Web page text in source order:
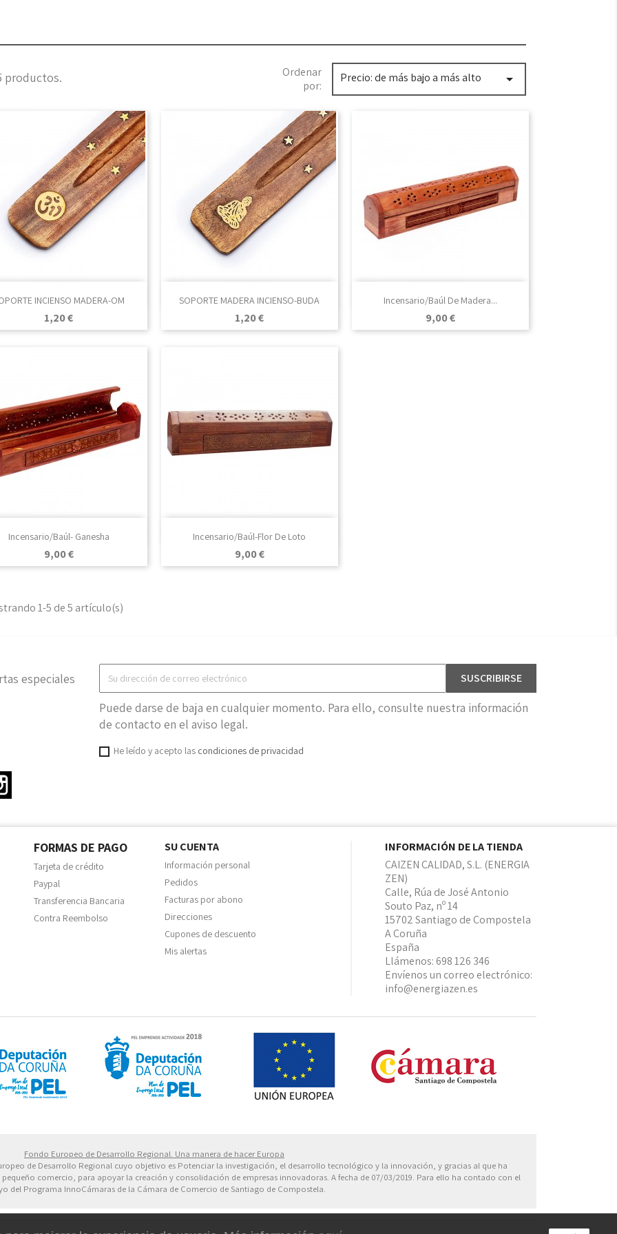
productos.
Ordenar
por:
Precio: de más bajo a más alto 
INCIENSO MADERA-OM
Precio
1,20 €
Vista rápida SOPORTE MADERA INCIENSO-BUDA
Precio
1,20 €
Vista rápida Incensario/Baúl De Madera...
Precio
9,00 €
Vista rápida
Incensario/Baúl- Ganesha
Precio
9,00 €
Vista rápida Incensario/Baúl-Flor De Loto
Precio
9,00 €
Vista rápida
1-5 de 5 artículo(s)
especiales
Puede darse de baja en cualquier momento. Para ello, consulte nuestra información
de contacto en el aviso legal.
He leído y acepto las condiciones de privacidad
FORMAS DE PAGO
Tarjeta de crédito
Paypal
Transferencia Bancaria
Contra Reembolso
SU CUENTA
Información personal
Pedidos
Facturas por abono
Direcciones
Cupones de descuento
Mis alertas
INFORMACIÓN DE LA TIENDA
CAIZEN CALIDAD, S.L. (ENERGIA
ZEN)
Calle, Rúa de José Antonio
Souto Paz, nº 14
15702 Santiago de Compostela
A Coruña
España
Llámenos: 698 126 346
Envíenos un correo electrónico:
info@energiazen.es
Fondo Europeo de Desarrollo Regional. Una manera de hacer Europa
de Desarrollo Regional cuyo objetivo es Potenciar la investigación, el desarrollo tecnológico y la innovación, y gracias al que ha
comercio, para apoyar la creación y consolidación de empresas innovadoras. A fecha de 07/03/2019. Para ello ha contado con el
del Programa InnoCámaras de la Cámara de Comercio de Santiago de Compostela.